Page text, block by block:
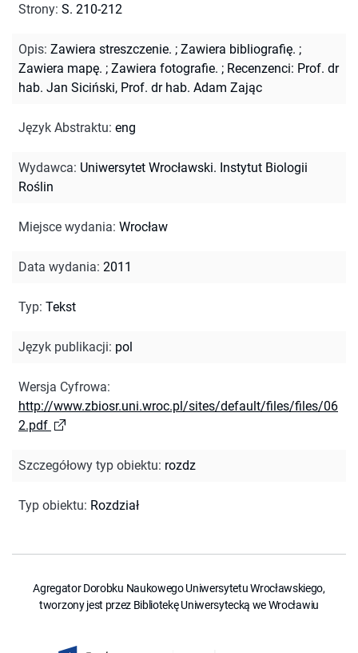
Strony: S. 210-212
Opis: Zawiera streszczenie. ; Zawiera bibliografię. ;
Zawiera mapę. ; Zawiera fotografie. ; Recenzenci: Prof. dr
hab. Jan Siciński, Prof. dr hab. Adam Zając
Język Abstraktu: eng
Wydawca: Uniwersytet Wrocławski. Instytut Biologii
Roślin
Miejsce wydania: Wrocław
Data wydania: 2011
Typ: Tekst
Język publikacji: pol
Wersja Cyfrowa:
http://www.zbiosr.uni.wroc.pl/sites/default/files/files/06
2.pdf
Szczegółowy typ obiektu: rozdz
Typ obiektu: Rozdział
Agregator Dorobku Naukowego Uniwersytetu Wrocławskiego,
tworzony jest przez Bibliotekę Uniwersytecką we Wrocławiu